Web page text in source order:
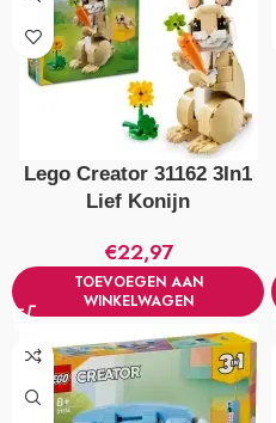
Lego Creator 31162 3In1
Lief Konijn
€22,97
TOEVOEGEN AAN
WINKELWAGEN